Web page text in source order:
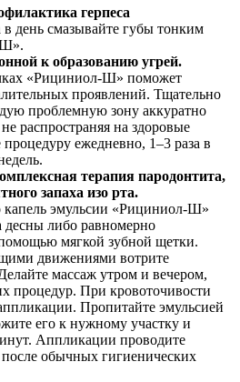
герпеса
день смазывайте губы тонким
Ш».
к образованию угрей.
«Рициниол-Ш» поможет
проявлений. Тщательно
проблемную зону аккуратно
распространяя на здоровые
ежедневно, 1–3 раза в
терапия пародонтита,
запаха изо рта.
капель эмульсии «Рициниол-Ш»
десны либо равномерно
помощью мягкой зубной щетки.
движениями вотрите
массаж утром и вечером,
процедур. При кровоточивости
Пропитайте эмульсией
его к нужному участку и
Аппликации проводите
обычных гигиенических